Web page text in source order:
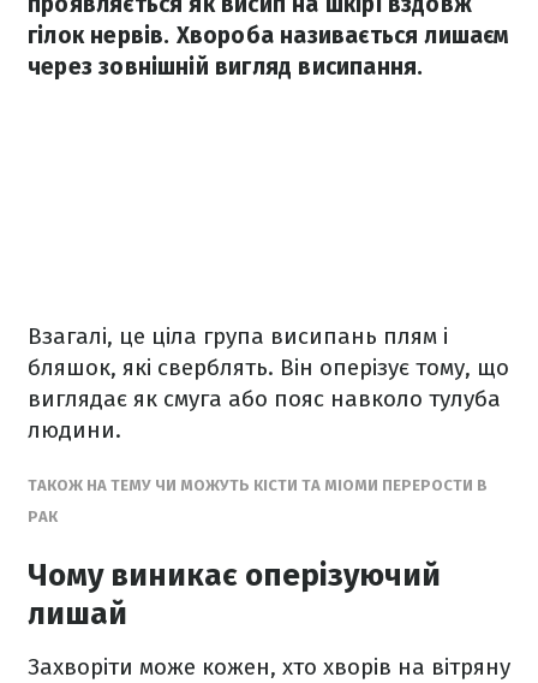
гілок нервів. Хвороба називається лишаєм
через зовнішній вигляд висипання.
Взагалі, це ціла група висипань плям і
бляшок, які сверблять. Він оперізує тому, що
виглядає як смуга або пояс навколо тулуба
людини.
ТАКОЖ НА ТЕМУ ЧИ МОЖУТЬ КІСТИ ТА МІОМИ ПЕРЕРОСТИ В
РАК
Чому виникає оперізуючий
лишай
Захворіти може кожен, хто хворів на вітряну